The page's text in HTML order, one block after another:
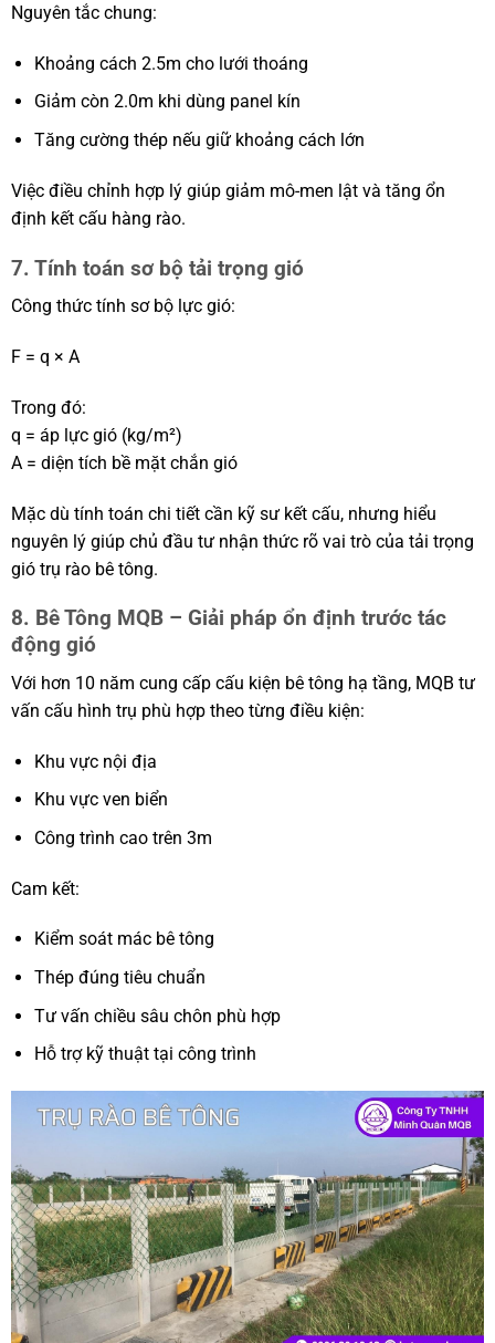
Nguyên tắc chung:
Khoảng cách 2.5m cho lưới thoáng
Giảm còn 2.0m khi dùng panel kín
Tăng cường thép nếu giữ khoảng cách lớn
Việc điều chỉnh hợp lý giúp giảm mô-men lật và tăng ổn
định kết cấu hàng rào.
7. Tính toán sơ bộ tải trọng gió
Công thức tính sơ bộ lực gió:
F = q × A
Trong đó:
q = áp lực gió (kg/m²)
A = diện tích bề mặt chắn gió
Mặc dù tính toán chi tiết cần kỹ sư kết cấu, nhưng hiểu
nguyên lý giúp chủ đầu tư nhận thức rõ vai trò của tải trọng
gió trụ rào bê tông.
8. Bê Tông MQB – Giải pháp ổn định trước tác
động gió
Với hơn 10 năm cung cấp cấu kiện bê tông hạ tầng, MQB tư
vấn cấu hình trụ phù hợp theo từng điều kiện:
Khu vực nội địa
Khu vực ven biển
Công trình cao trên 3m
Cam kết:
Kiểm soát mác bê tông
Thép đúng tiêu chuẩn
Tư vấn chiều sâu chôn phù hợp
Hỗ trợ kỹ thuật tại công trình